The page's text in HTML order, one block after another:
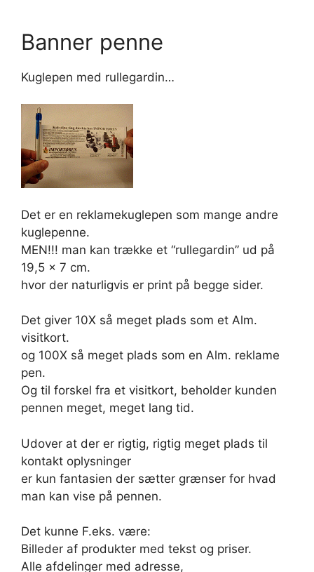
Banner penne
Kuglepen med rullegardin…
Det er en reklamekuglepen som mange andre
kuglepenne.
MEN!!! man kan trække et “rullegardin” ud på
19,5 x 7 cm.
hvor der naturligvis er print på begge sider.
Det giver 10X så meget plads som et Alm.
visitkort.
og 100X så meget plads som en Alm. reklame
pen.
Og til forskel fra et visitkort, beholder kunden
pennen meget, meget lang tid.
Udover at der er rigtig, rigtig meget plads til
kontakt oplysninger
er kun fantasien der sætter grænser for hvad
man kan vise på pennen.
Det kunne F.eks. være:
Billeder af produkter med tekst og priser.
Alle afdelinger med adresse,